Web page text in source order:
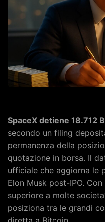
SpaceX detiene 18.712
secondo un filing
permanenza della
quotazione in borsa. Il
ufficiale che aggiorna le
Elon Musk post-IPO.
superiore a molte
posiziona tra le grandi